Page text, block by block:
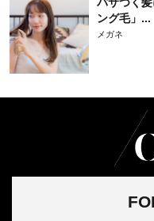
ング毛」...
メガネ